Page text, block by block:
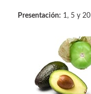
Presentación: 1, 5 y